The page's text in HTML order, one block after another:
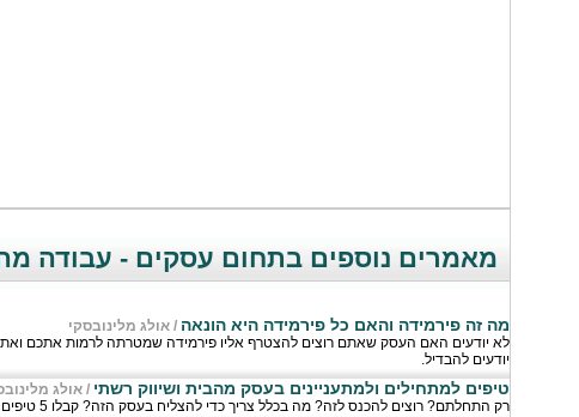
מאמרים נוספים בתחום עסקים - עבודה
מה זה פירמידה והאם כל פירמידה היא הונאה /אולג מלינובסקי
לא יודעים האם העסק שאתם רוצים להצטרף אליו פירמידה שמטרתה לרמות אתכם
יודעים להבדיל.
טיפים למתחילים ולמתעניינים בעסק מהבית ושיווק רשתי /אולג
רק התחלתם? רוצים להכנס לזה? מה בכלל צריך כדי להצליח בעסק הזה? קבלו 5 טיפים חשובים להצלחה.